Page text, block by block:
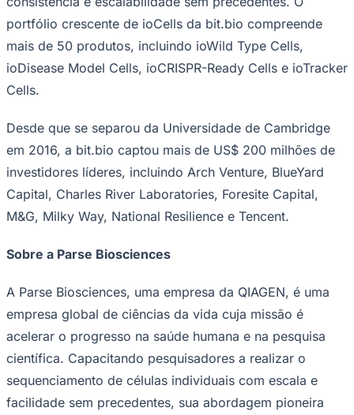
São Paulo
portfólio crescente de ioCells da bit.bio compreende
mais de 50 produtos, incluindo ioWild Type Cells,
ioDisease Model Cells, ioCRISPR-Ready Cells e ioTracker
Cells.
Desde que se separou da Universidade de Cambridge
em 2016, a bit.bio captou mais de US$ 200 milhões de
investidores líderes, incluindo Arch Venture, BlueYard
Capital, Charles River Laboratories, Foresite Capital,
M&G, Milky Way, National Resilience e Tencent.
Sobre a Parse Biosciences
A Parse Biosciences, uma empresa da QIAGEN, é uma
empresa global de ciências da vida cuja missão é
acelerar o progresso na saúde humana e na pesquisa
científica. Capacitando pesquisadores a realizar o
sequenciamento de células individuais com escala e
facilidade sem precedentes, sua abordagem pioneira